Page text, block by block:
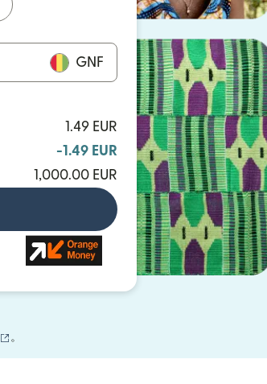
GNF
1.49 EUR
-1.49 EUR
1,000.00 EUR
（在新窗口中打开）
。